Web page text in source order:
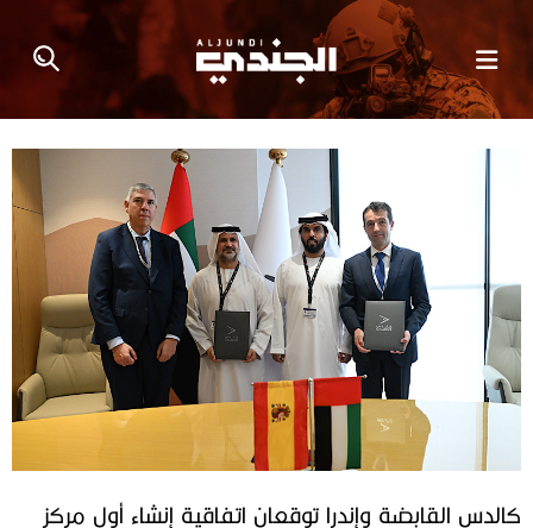
كالدس القابضة وإندرا توقعان اتفاقية إنشاء أول مركز